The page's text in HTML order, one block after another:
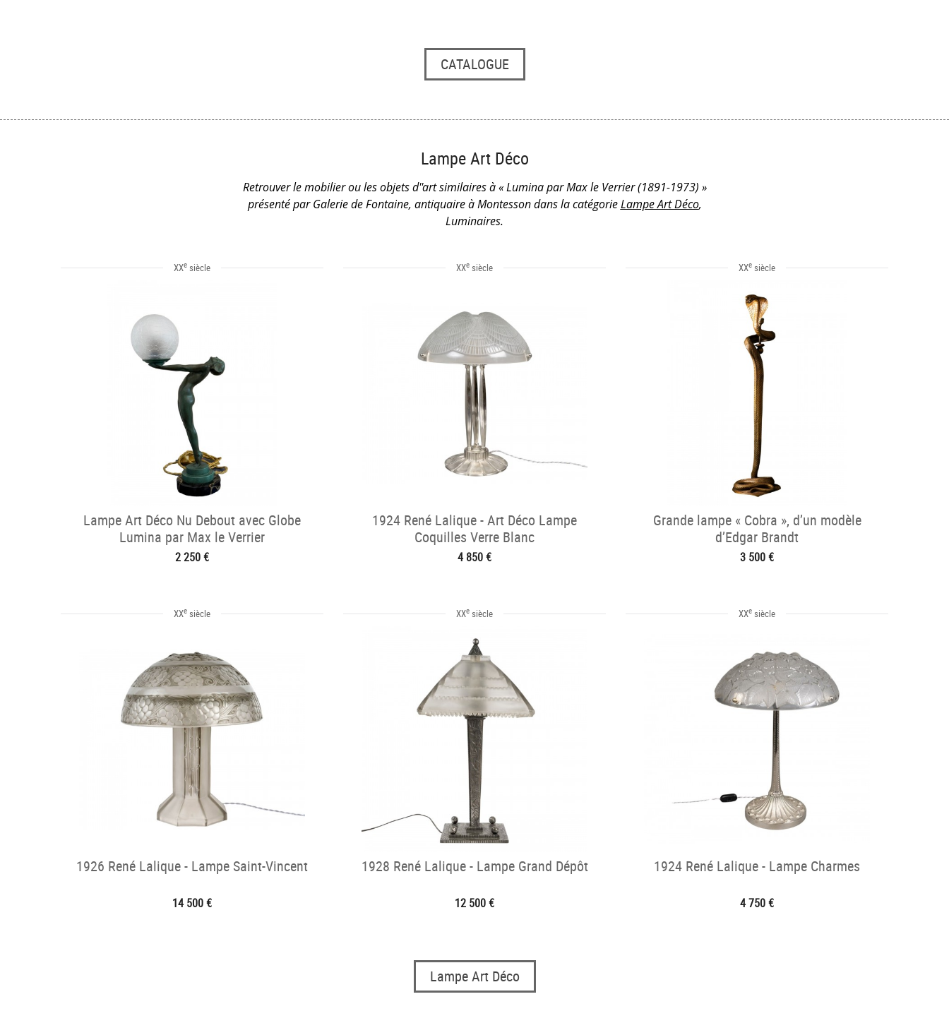
CATALOGUE
Lampe Art Déco
Retrouver le mobilier ou les objets d''art similaires à « Lumina par Max le Verrier (1891-1973) »
présenté par Galerie de Fontaine, antiquaire à Montesson dans la catégorieLampe Art Déco,
Luminaires.
XXe siècle
Lampe Art Déco Nu Debout avec Globe
Lumina par Max le Verrier
2 250 €
XXe siècle
1924 René Lalique - Art Déco Lampe
Coquilles Verre Blanc
4 850 €
XXe siècle
Grande lampe « Cobra », d’un modèle
d’Edgar Brandt
3 500 €
XXe siècle
1926 René Lalique - Lampe Saint-Vincent
14 500 €
XXe siècle
1928 René Lalique - Lampe Grand Dépôt
12 500 €
XXe siècle
1924 René Lalique - Lampe Charmes
4 750 €
Lampe Art Déco